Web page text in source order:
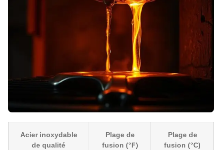
Acier inoxydable
de qualité
Plage de
fusion (°F)
Plage de
fusion (°C)